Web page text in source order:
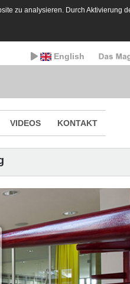
zu analysieren. Durch Aktivierung
English
VIDEOS KONTAKT